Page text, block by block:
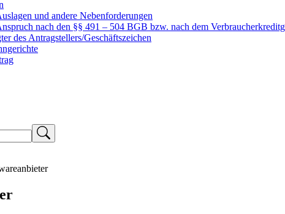
und andere Nebenforderungen
nach den §§ 491 – 504 BGB bzw. nach dem
des Antragstellers/Geschäftszeichen